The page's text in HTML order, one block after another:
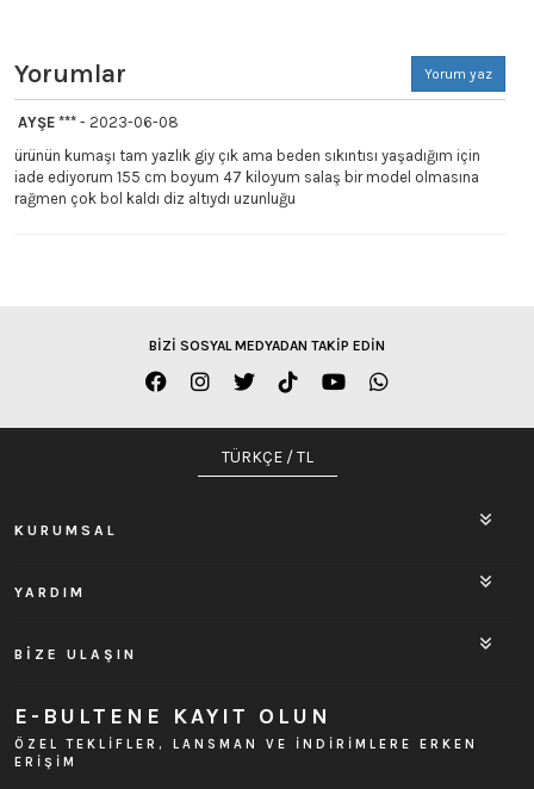
Yorumlar Yorum yaz
AYŞE *** - 2023-06-08
ürünün kumaşı tam yazlık giy çık ama beden sıkıntısı yaşadığım için
iade ediyorum 155 cm boyum 47 kiloyum salaş bir model olmasına
rağmen çok bol kaldı diz altıydı uzunluğu
BİZİ SOSYAL MEDYADAN TAKİP EDİN
TÜRKÇE / TL
KURUMSAL
YARDIM
BİZE ULAŞIN
E-BULTENE KAYIT OLUN
ÖZEL TEKLİFLER, LANSMAN VE İNDİRİMLERE ERKEN
ERİŞİM